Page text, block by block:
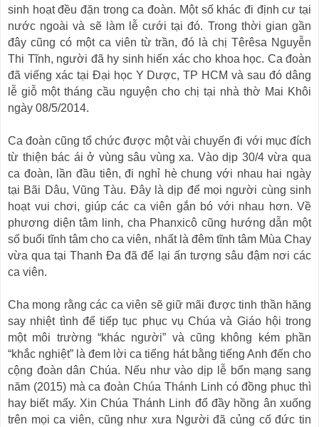
sinh hoạt đều đặn trong ca đoàn. Một số khác đi định cư tại
nước ngoài và sẽ làm lễ cưới tại đó. Trong thời gian gần
đây cũng có một ca viên từ trần, đó là chị Têrêsa Nguyễn
Thi Tĩnh, người đã hy sinh hiến xác cho khoa học. Ca đoàn
đã viếng xác tại Đại học Y Dược, TP HCM và sau đó dâng
lễ giỗ một tháng cầu nguyện cho chị tại nhà thờ Mai Khôi
ngày 08/5/2014.
Ca đoàn cũng tổ chức được một vài chuyến đi với mục đích
từ thiện bác ái ở vùng sâu vùng xa. Vào dịp 30/4 vừa qua
ca đoàn, lần đầu tiên, đi nghỉ hè chung với nhau hai ngày
tại Bãi Dâu, Vũng Tàu. Đây là dịp để mọi người cùng sinh
hoạt vui chơi, giúp các ca viên gắn bó với nhau hơn. Về
phương diện tâm linh, cha Phanxicô cũng hướng dẫn một
số buổi tĩnh tâm cho ca viên, nhất là đêm tĩnh tâm Mùa Chay
vừa qua tại Thanh Đa đã để lại ấn tượng sâu đậm nơi các
ca viên.
Cha mong rằng các ca viên sẽ giữ mãi được tinh thần hăng
say nhiệt tình để tiếp tục phục vụ Chúa và Giáo hội trong
một môi trường “khác người” và cũng không kém phần
“khắc nghiệt” là đem lời ca tiếng hát bằng tiếng Anh đến cho
cộng đoàn dân Chúa. Nếu như vào dịp lễ bổn mạng sang
năm (2015) mà ca đoàn Chúa Thánh Linh có đồng phục thì
hay biết mấy. Xin Chúa Thánh Linh đổ đầy hồng ân xuống
trên mọi ca viên, cũng như xưa Người đã củng cố đức tin